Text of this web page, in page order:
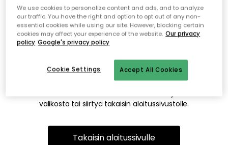
Emme valitettavasti löydä
etsimääsi sivua
Tämä voi johtua siitä, että sivua ei enää ole tai siitä, että se
on siirretty muualle. Pahoittelemme tästä mahdollisesti
valikosta tai siirtyä takaisin aloitussivustolle.
Takaisin aloitussivulle
We use cookies to personalize content and ads, and to analyze
our traffic. You have the right and option to opt out of any non-
essential cookies while using our site. However, blocking certain
cookies may affect your experience of the website. Our privacy
policy Google's privacy policy
Accept All Cookies
Cookie Settings